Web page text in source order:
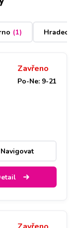
(1) Hradec
Zavřeno
Po-Ne: 9-21
Navigovat